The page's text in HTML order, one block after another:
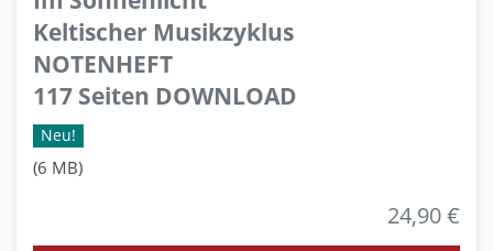
Keltischer Musikzyklus
NOTENHEFT
117 Seiten DOWNLOAD
Neu!
(6 MB)
24,90 €